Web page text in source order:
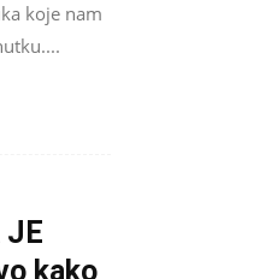
koje nam
JE
kako